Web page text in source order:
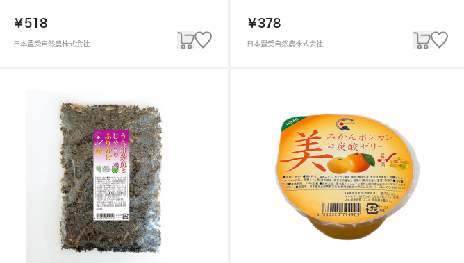
￥518
日本豊受自然農株式会社
￥378
日本豊受自然農株式会社